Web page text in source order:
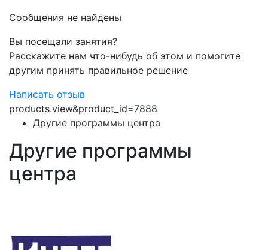
Сообщения не найдены
Вы посещали занятия?
Расскажите нам что-нибудь об этом и помогите
другим принять правильное решение
Написать отзыв
products.view&product_id=7888
Другие программы центра
Другие программы
центра